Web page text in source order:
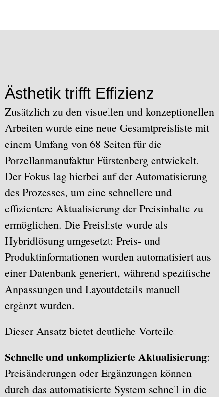
Ästhetik trifft Effizienz
Zusätzlich zu den visuellen und konzeptionellen
Arbeiten wurde eine neue Gesamtpreisliste mit
einem Umfang von 68 Seiten für die
Porzellanmanufaktur Fürstenberg entwickelt.
Der Fokus lag hierbei auf der Automatisierung
des Prozesses, um eine schnellere und
effizientere Aktualisierung der Preisinhalte zu
ermöglichen. Die Preisliste wurde als
Hybridlösung umgesetzt: Preis- und
Produktinformationen wurden automatisiert aus
einer Datenbank generiert, während spezifische
Anpassungen und Layoutdetails manuell
ergänzt wurden.
Dieser Ansatz bietet deutliche Vorteile:
Schnelle und unkomplizierte Aktualisierung:
Preisänderungen oder Ergänzungen können
durch das automatisierte System schnell in die